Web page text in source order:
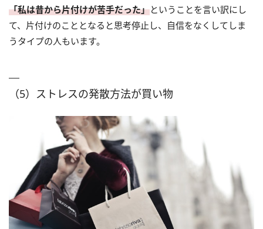
「私は昔から片付けが苦手だった」ということを言い訳にし
て、片付けのこととなると思考停止し、自信をなくしてしま
うタイプの人もいます。
（5）ストレスの発散方法が買い物